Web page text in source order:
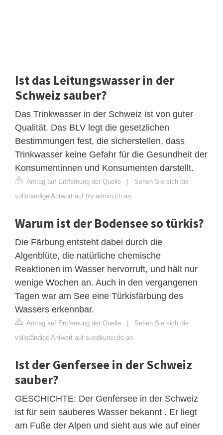
Ist das Leitungswasser in der
Schweiz sauber?
Das Trinkwasser in der Schweiz ist von guter
Qualität. Das BLV legt die gesetzlichen
Bestimmungen fest, die sicherstellen, dass
Trinkwasser keine Gefahr für die Gesundheit der
Konsumentinnen und Konsumenten darstellt.
Antrag auf Entfernung der Quelle | Sehen Sie sich die
vollständige Antwort auf blv.admin.ch an
Warum ist der Bodensee so türkis?
Die Färbung entsteht dabei durch die
Algenblüte, die natürliche chemische
Reaktionen im Wasser hervorruft, und hält nur
wenige Wochen an. Auch in den vergangenen
Tagen war am See eine Türkisfärbung des
Wassers erkennbar.
Antrag auf Entfernung der Quelle | Sehen Sie sich die
vollständige Antwort auf suedkurier.de an
Ist der Genfersee in der Schweiz
sauber?
GESCHICHTE: Der Genfersee in der Schweiz
ist für sein sauberes Wasser bekannt . Er liegt
am Fuße der Alpen und sieht aus wie auf einer